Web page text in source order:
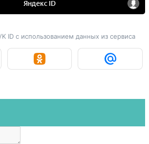
ID с использованием данных из сервиса